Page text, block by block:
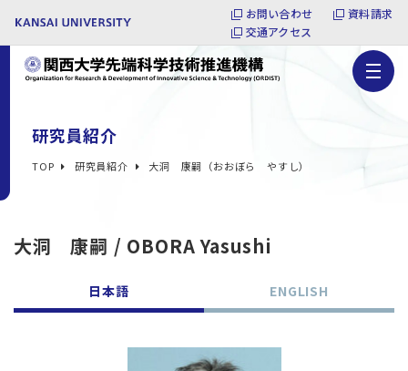
お問い合わせ
資料請求
交通アクセス
研究員紹介
TOP 研究員紹介 大洞 康嗣（おおぼら やすし）
大洞 康嗣 / OBORA Yasushi
日本語 ENGLISH